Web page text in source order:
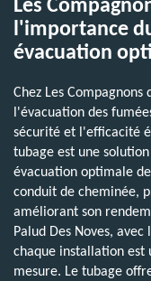
Les
l'importance
évacuation
Chez Les
l'évacuation des
sécurité et l'efficacité
tubage est une
évacuation optimale
conduit de cheminée,
améliorant son
Palud Des Noves,
chaque installation est
mesure. Le tubage